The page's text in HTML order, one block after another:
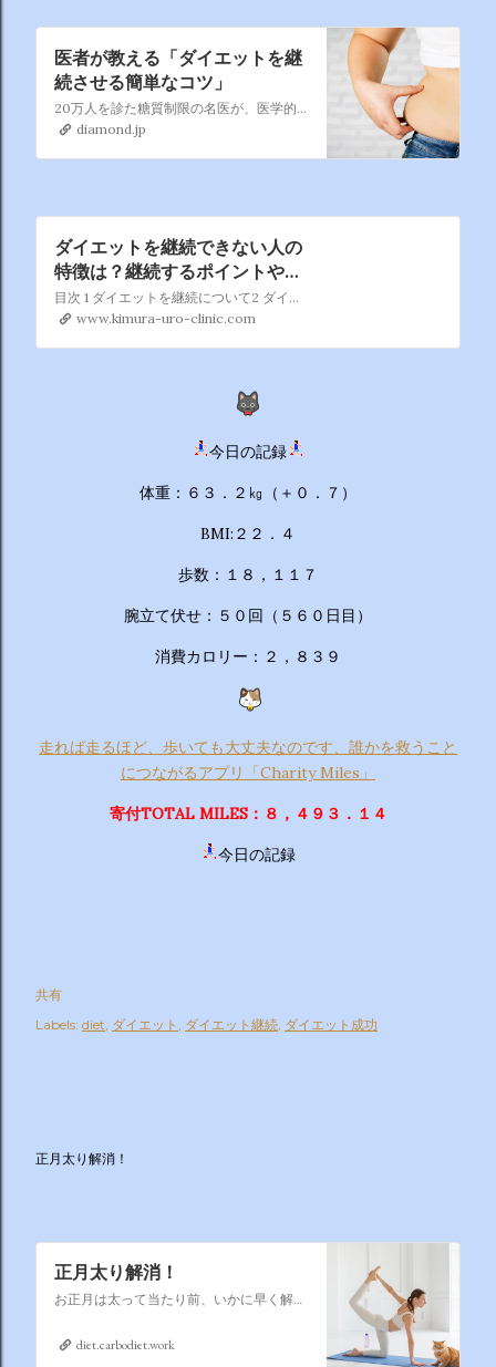
医者が教える「ダイエットを継
続させる簡単なコツ」
20万人を診た糖質制限の名医が、医学的に最も効果的なダイエット法を教えます。空腹を我慢しない！ つらい運動ゼロ！ お酒もOK！ 今までのダイエットの思い込みを覆す、しっかり食べて健康的にやせる方法です。
diamond.jp
ダイエットを継続できない人の
特徴は？継続するポイントや知
識を紹介
目次 1 ダイエットを継続について2 ダイエットとは3 ダイエットを継続できない理由4 ダイエットが継続できない人の特徴5 ダイエットを継続させるための基礎知識6 ダイエットを継続させるポイント7 ダイエットの継続が難しい人への方法8 「は
www.kimura-uro-clinic.com
今日の記録
体重：６３．２㎏（＋０．７）
BMI:２２．４
歩数：１８，１１７
腕立て伏せ：５０回（５６０日目）
消費カロリー：２，８３９
走れば走るほど、歩いても大丈夫なのです、誰かを救うこと
につながるアプリ「Charity Miles」
寄付TOTAL MILES：８，４９３．１４
今日の記録
共有
Labels: diet ダイエット ダイエット継続 ダイエット成功
正月太り解消！
正月太り解消！
お正月は太って当たり前、いかに早く解消するかそれが課題なのです
diet.carbodiet.work